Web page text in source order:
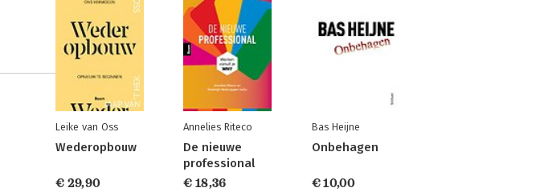
Leike van Oss
Wederopbouw
€ 29,90
Annelies Riteco
De nieuwe
professional
€ 18,36
Bas Heijne
Onbehagen
€ 10,00